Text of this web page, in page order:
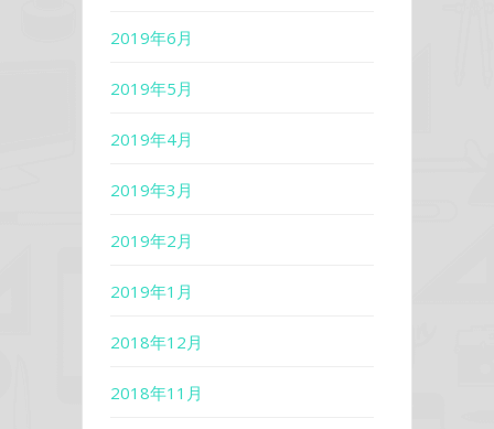
2019年6月
2019年5月
2019年4月
2019年3月
2019年2月
2019年1月
2018年12月
2018年11月